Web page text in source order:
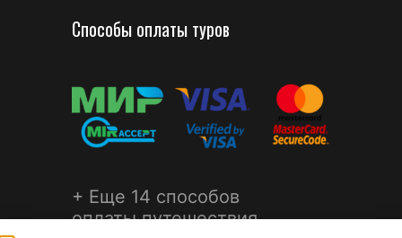
Способы оплаты туров
+ Еще 14 способов
оплаты путешествия